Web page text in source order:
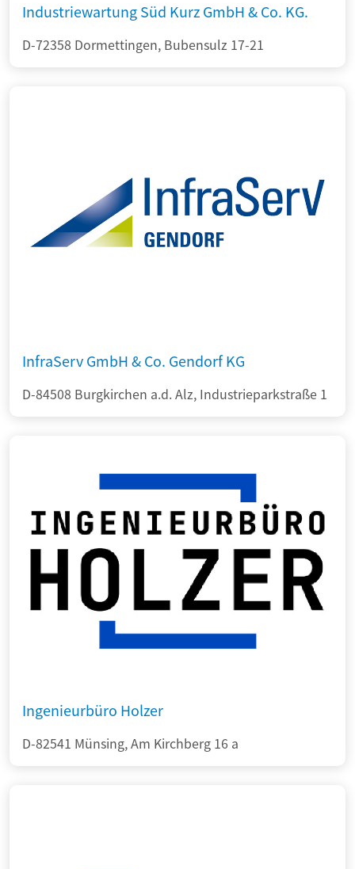
Industriewartung Süd Kurz GmbH & Co. KG.
D-72358 Dormettingen, Bubensulz 17-21
InfraServ GmbH & Co. Gendorf KG
D-84508 Burgkirchen a.d. Alz, Industrieparkstraße 1
Ingenieurbüro Holzer
D-82541 Münsing, Am Kirchberg 16 a